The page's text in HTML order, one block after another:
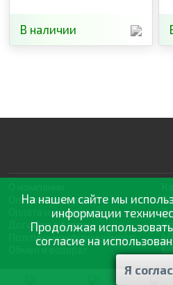
В наличии
Оптовая продажа
Оплата и доставка
Договор оферты
Політика конфіденційності
Обмен и возврат
На нашем сайте мы
информации
Продолжая
согласие на
Я